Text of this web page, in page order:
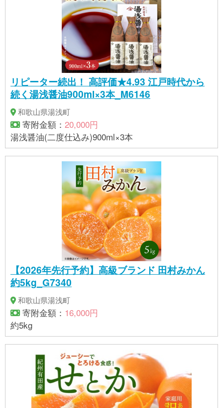
リピーター続出！ 高評価★4.93 江戸時代から
続く湯浅醤油900ml×3本_M6146
和歌山県湯浅町
寄附金額： 20,000円
湯浅醤油(二度仕込み)900ml×3本
【2026年先行予約】高級ブランド 田村みかん
約5kg_G7340
和歌山県湯浅町
寄附金額： 16,000円
約5kg